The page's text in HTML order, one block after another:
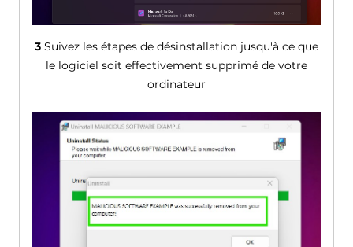
3Suivez les étapes de désinstallation jusqu'à ce que
le logiciel soit effectivement supprimé de votre
ordinateur